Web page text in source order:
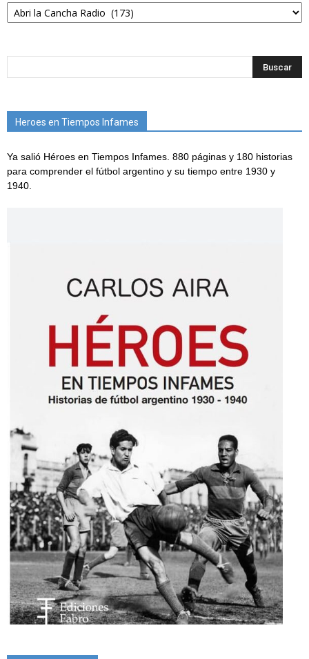
Heroes en Tiempos Infames
Ya salió Héroes en Tiempos Infames. 880 páginas y 180 historias
para comprender el fútbol argentino y su tiempo entre 1930 y
1940.